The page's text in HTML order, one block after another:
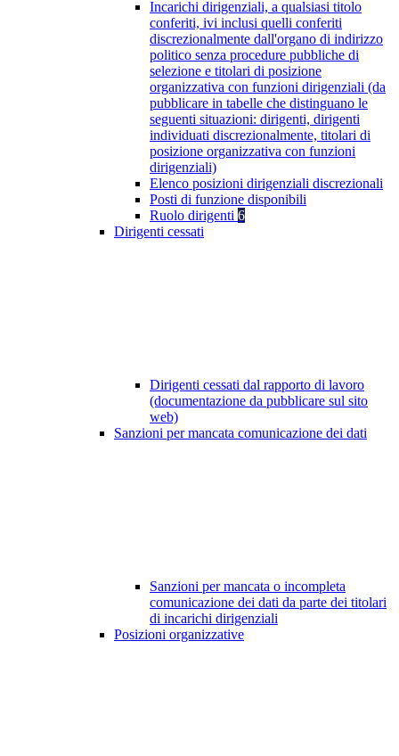
Incarichi dirigenziali, a qualsiasi titolo
conferiti, ivi inclusi quelli conferiti
discrezionalmente dall'organo di indirizzo
politico senza procedure pubbliche di
selezione e titolari di posizione
organizzativa con funzioni dirigenziali (da
pubblicare in tabelle che distinguano le
seguenti situazioni: dirigenti, dirigenti
individuati discrezionalmente, titolari di
posizione organizzativa con funzioni
dirigenziali)
Elenco posizioni dirigenziali discrezionali
Posti di funzione disponibili
Ruolo dirigenti 6
Dirigenti cessati
Dirigenti cessati dal rapporto di lavoro
(documentazione da pubblicare sul sito
web)
Sanzioni per mancata comunicazione dei dati
Sanzioni per mancata o incompleta
comunicazione dei dati da parte dei titolari
di incarichi dirigenziali
Posizioni organizzative